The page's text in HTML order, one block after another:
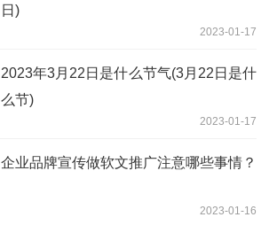
日)
2023-01-17
2023年3月22日是什么节气(3月22日是什
么节)
2023-01-17
企业品牌宣传做软文推广注意哪些事情？
2023-01-16